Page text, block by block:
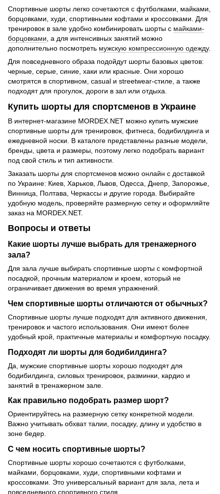
Спортивные шорты легко сочетаются с футболками, майками,
борцовками, худи, спортивными кофтами и кроссовками. Для
тренировок в зале удобно комбинировать шорты с майками-
борцовками, а для интенсивных занятий можно
дополнительно посмотреть мужскую компрессионную одежду.
Для повседневного образа подойдут шорты базовых цветов:
черные, серые, синие, хаки или красные. Они хорошо
смотрятся в спортивном, casual и streetwear-стиле, а также
подходят для прогулок, дороги в зал или отдыха.
Купить шорты для спортсменов в Украине
В интернет-магазине MORDEX.NET можно купить мужские
спортивные шорты для тренировок, фитнеса, бодибилдинга и
ежедневной носки. В каталоге представлены разные модели,
бренды, цвета и размеры, поэтому легко подобрать вариант
под свой стиль и тип активности.
Заказать шорты для спортсменов можно онлайн с доставкой
по Украине: Киев, Харьков, Львов, Одесса, Днепр, Запорожье,
Винница, Полтава, Черкассы и другие города. Выбирайте
удобную модель, проверяйте размерную сетку и оформляйте
заказ на MORDEX.NET.
Вопросы и ответы
Какие шорты лучше выбрать для тренажерного
зала?
Для зала лучше выбирать спортивные шорты с комфортной
посадкой, прочным материалом и кроем, который не
ограничивает движения во время упражнений.
Чем спортивные шорты отличаются от обычных?
Спортивные шорты лучше подходят для активного движения,
тренировок и частого использования. Они имеют более
удобный крой, практичные материалы и комфортную посадку.
Подходят ли шорты для бодибилдинга?
Да, мужские спортивные шорты хорошо подходят для
бодибилдинга, силовых тренировок, разминки, кардио и
занятий в тренажерном зале.
Как правильно подобрать размер шорт?
Ориентируйтесь на размерную сетку конкретной модели.
Важно учитывать обхват талии, посадку, длину и удобство в
зоне бедер.
С чем носить спортивные шорты?
Спортивные шорты хорошо сочетаются с футболками,
майками, борцовками, худи, спортивными кофтами и
кроссовками. Это универсальный вариант для зала, лета и
повседневного спортивного стиля.